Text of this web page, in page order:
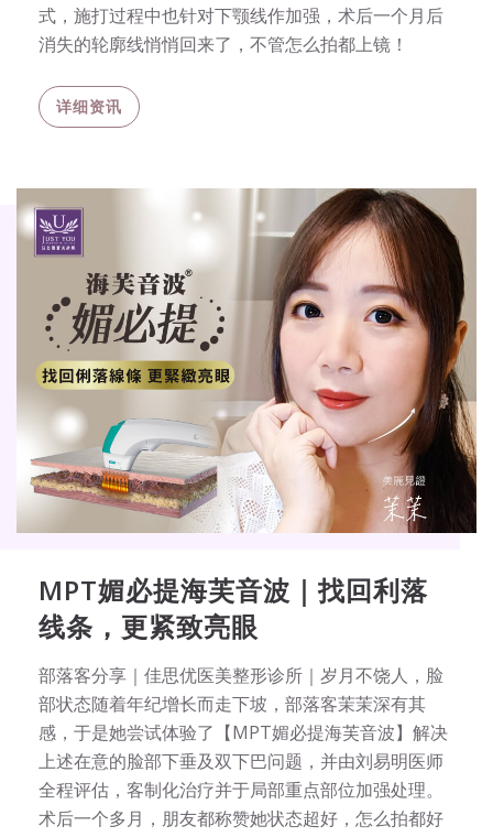
式，施打过程中也针对下颚线作加强，术后一个月后
消失的轮廓线悄悄回来了，不管怎么拍都上镜！
详细资讯
MPT媚必提海芙音波｜找回利落
线条，更紧致亮眼
部落客分享｜佳思优医美整形诊所｜岁月不饶人，脸
部状态随着年纪增长而走下坡，部落客茉茉深有其
感，于是她尝试体验了【MPT媚必提海芙音波】解决
上述在意的脸部下垂及双下巴问题，并由刘易明医师
全程评估，客制化治疗并于局部重点部位加强处理。
术后一个多月，朋友都称赞她状态超好，怎么拍都好